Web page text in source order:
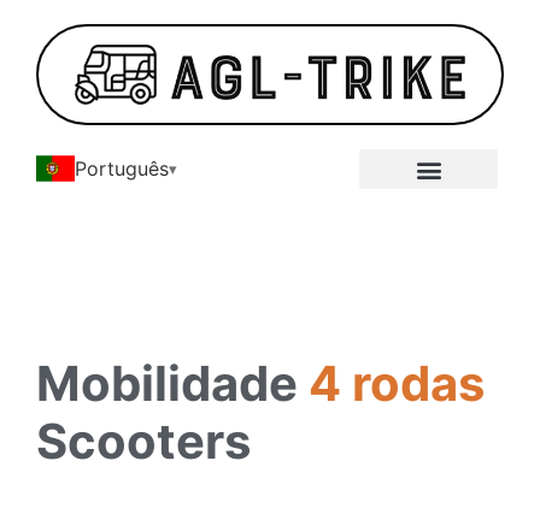
Português
Mobilidade 4 rodas
Scooters